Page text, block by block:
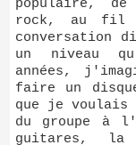
populaire,
rock, au fil
conversation
un niveau
années,
faire un
que je
du groupe à
guitares,